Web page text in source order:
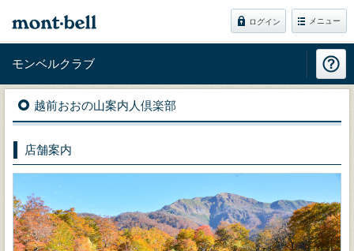
ログイン メニュー
モンベルクラブ
越前おおの山案内人倶楽部
店舗案内